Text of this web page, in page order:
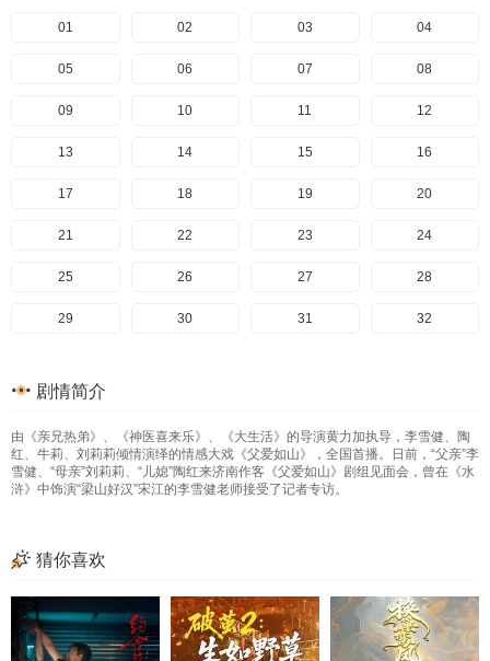
01 02 03 04
05 06 07 08
09 10 11 12
13 14 15 16
17 18 19 20
21 22 23 24
25 26 27 28
29 30 31 32
37
41 42 43 44
45 46 47
53
57 58 59 60
61 62 63 64
剧情简介
由《亲兄热弟》、《神医喜来乐》、《大生活》的导演黄力加执导，李雪健、陶
红、牛莉、刘莉莉倾情演绎的情感大戏《父爱如山》，全国首播。日前，“父亲”李
雪健、“母亲”刘莉莉、“儿媳”陶红来济南作客《父爱如山》剧组见面会，曾在《水
浒》中饰演“梁山好汉”宋江的李雪健老师接受了记者专访。
猜你喜欢